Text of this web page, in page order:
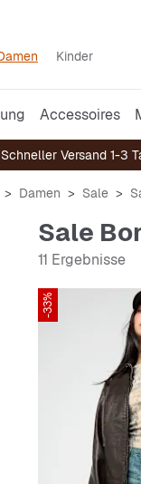
Kinder
Accessoires
Schneller Versand 1-3
Damen Sale
Sale
11 Ergebnisse
-33%